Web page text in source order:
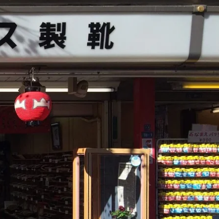
Add to Cart